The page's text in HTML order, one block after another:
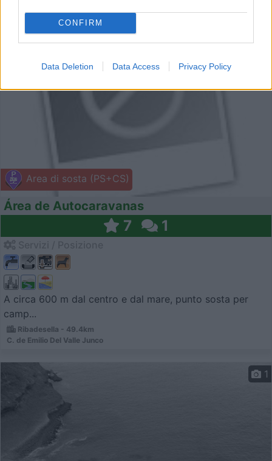
CONFIRM
Data Deletion Data Access Privacy Policy
Area di sosta (PS+CS)
Área de Autocaravanas
7 1
A circa 600 m dal centro e dal mare, punto sosta per
camp...
Ribadesella - 49.4km
C. de Emilio Del Valle Junco
1